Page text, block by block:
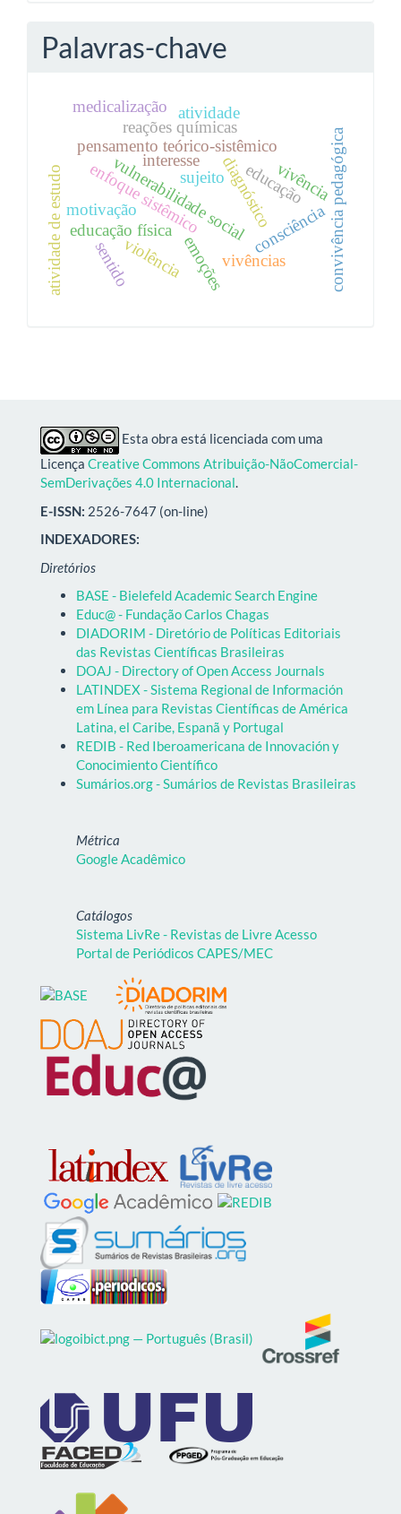
Palavras-chave
pensamento teórico-sistêmico
enfoque sistêmico diagnóstico
reações químicas
educação física
vulnerabilidade social
atividade de estudo sujeito
motivação
interesse
sentido emoções
atividade
consciência
educação convivência pedagógica
vivências
medicalização
vivência
violência
Esta obra está licenciada com uma
Licença Creative Commons Atribuição-NãoComercial-
SemDerivações 4.0 Internacional.
E-ISSN: 2526-7647 (on-line)
INDEXADORES:
Diretórios
BASE - Bielefeld Academic Search Engine
Educ@ - Fundação Carlos Chagas
DIADORIM - Diretório de Políticas Editoriais
das Revistas Científicas Brasileiras
DOAJ - Directory of Open Access Journals
LATINDEX - Sistema Regional de Información
em Línea para Revistas Científicas de América
Latina, el Caribe, Espanã y Portugal
REDIB - Red Iberoamericana de Innovación y
Conocimiento Científico
Sumários.org - Sumários de Revistas Brasileiras
Métrica
Google Acadêmico
Catálogos
Sistema LivRe - Revistas de Livre Acesso
Portal de Periódicos CAPES/MEC